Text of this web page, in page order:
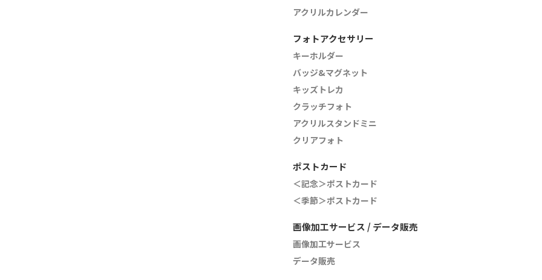
アクリルカレンダー
フォトアクセサリー
キーホルダー
バッジ&マグネット
キッズトレカ
クラッチフォト
アクリルスタンドミニ
クリアフォト
ポストカード
＜記念＞ポストカード
＜季節＞ポストカード
画像加工サービス / データ販売
画像加工サービス
データ販売